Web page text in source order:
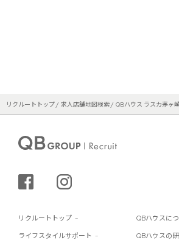
リクルートトップ 求人店舗地図検索 QBハウス ラスカ茅ヶ
シェアする
リクルートトップ QBハウスに
ライフスタイルサポート QBハウスの